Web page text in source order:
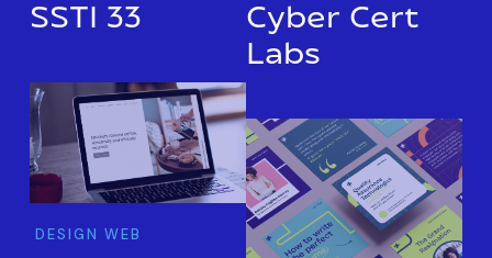
SSTI 33
DESIGN WEB
Cyber Cert
Labs